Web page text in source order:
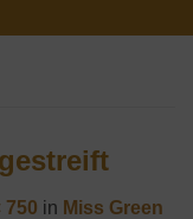
750 in Miss Green